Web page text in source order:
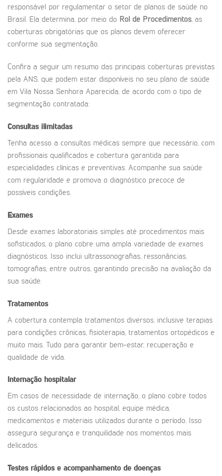
responsável por regulamentar o setor de planos de saúde no
Brasil. Ela determina, por meio do Rol de Procedimentos, as
coberturas obrigatórias que os planos devem oferecer
conforme sua segmentação.
Confira a seguir um resumo das principais coberturas previstas
pela ANS, que podem estar disponíveis no seu plano de saúde
em Vila Nossa Senhora Aparecida, de acordo com o tipo de
segmentação contratada:
Consultas ilimitadas
Tenha acesso a consultas médicas sempre que necessário, com
profissionais qualificados e cobertura garantida para
especialidades clínicas e preventivas. Acompanhe sua saúde
com regularidade e promova o diagnóstico precoce de
possíveis condições.
Exames
Desde exames laboratoriais simples até procedimentos mais
sofisticados, o plano cobre uma ampla variedade de exames
diagnósticos. Isso inclui ultrassonografias, ressonâncias,
tomografias, entre outros, garantindo precisão na avaliação da
sua saúde.
Tratamentos
A cobertura contempla tratamentos diversos, inclusive terapias
para condições crônicas, fisioterapia, tratamentos ortopédicos e
muito mais. Tudo para garantir bem-estar, recuperação e
qualidade de vida.
Internação hospitalar
Em casos de necessidade de internação, o plano cobre todos
os custos relacionados ao hospital, equipe médica,
medicamentos e materiais utilizados durante o período. Isso
assegura segurança e tranquilidade nos momentos mais
delicados.
Testes rápidos e acompanhamento de doenças